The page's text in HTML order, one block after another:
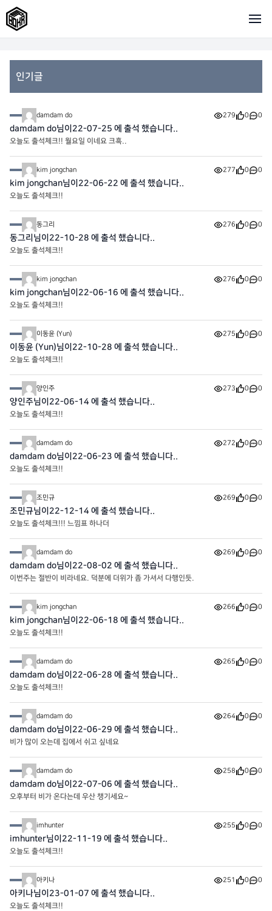
인기글
damdam do 279 0 0
damdam do님이22-07-25 에 출석 했습니다..
오늘도 출석체크!! 월요일 이네요 크흑..
kim jongchan 277 0 0
kim jongchan님이22-06-22 에 출석 했습니다..
오늘도 출석체크!!
동그리 276 0 0
동그리님이22-10-28 에 출석 했습니다..
오늘도 출석체크!!
kim jongchan 276 0 0
kim jongchan님이22-06-16 에 출석 했습니다..
오늘도 출석체크!!
이동윤 (Yun) 275 0 0
이동윤 (Yun)님이22-10-28 에 출석 했습니다..
오늘도 출석체크!!
양인주 273 0 0
양인주님이22-06-14 에 출석 했습니다..
오늘도 출석체크!!
damdam do 272 0 0
damdam do님이22-06-23 에 출석 했습니다..
오늘도 출석체크!!
조민규 269 0 0
조민규님이22-12-14 에 출석 했습니다..
오늘도 출석체크!!! 느낌표 하나더
damdam do 269 0 0
damdam do님이22-08-02 에 출석 했습니다..
이번주는 절반이 비라네요. 덕분에 더위가 좀 가셔서 다행인듯.
kim jongchan 266 0 0
kim jongchan님이22-06-18 에 출석 했습니다..
오늘도 출석체크!!
damdam do 265 0 0
damdam do님이22-06-28 에 출석 했습니다..
오늘도 출석체크!!
damdam do 264 0 0
damdam do님이22-06-29 에 출석 했습니다..
비가 많이 오는데 집에서 쉬고 싶네요
damdam do 258 0 0
damdam do님이22-07-06 에 출석 했습니다..
오후부터 비가 온다는데 우산 챙기세요~
imhunter 255 0 0
imhunter님이22-11-19 에 출석 했습니다..
오늘도 출석체크!!
아키나 251 0 0
아키나님이23-01-07 에 출석 했습니다..
오늘도 출석체크!!